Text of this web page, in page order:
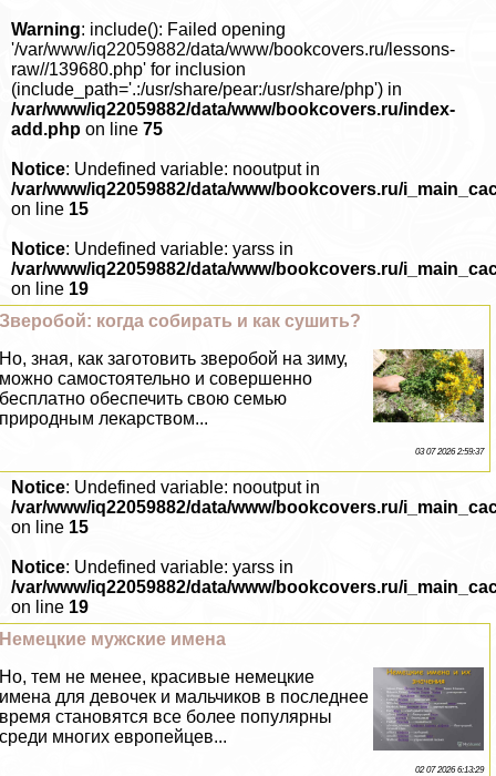
Warning: include(): Failed opening
'/var/www/iq22059882/data/www/bookcovers.ru/lessons-
raw//139680.php' for inclusion
(include_path='.:/usr/share/pear:/usr/share/php') in
/var/www/iq22059882/data/www/bookcovers.ru/index-
add.php on line 75
Notice: Undefined variable: nooutput in
/var/www/iq22059882/data/www/bookcovers.ru/
on line 15
Notice: Undefined variable: yarss in
/var/www/iq22059882/data/www/bookcovers.ru/
on line 19
Зверобой: когда собирать и как сушить?
Но, зная, как заготовить зверобой на зиму,
можно самостоятельно и совершенно
бесплатно обеспечить свою семью
природным лекарством...
03 07 2026 2:59:37
Notice: Undefined variable: nooutput in
/var/www/iq22059882/data/www/bookcovers.ru/
on line 15
Notice: Undefined variable: yarss in
/var/www/iq22059882/data/www/bookcovers.ru/
on line 19
Немецкие мужские имена
Но, тем не менее, красивые немецкие
имена для девочек и мальчиков в последнее
время становятся все более популярны
среди многих европейцев...
02 07 2026 6:13:29